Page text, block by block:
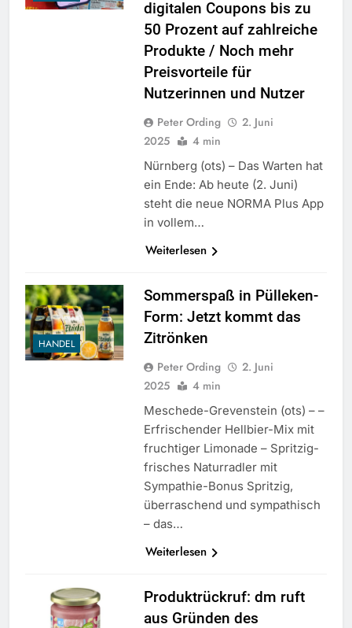
digitalen Coupons bis zu
50 Prozent auf zahlreiche
Produkte / Noch mehr
Preisvorteile für
Nutzerinnen und Nutzer
Peter Ording
2. Juni
2025
4 min
Nürnberg (ots) – Das Warten hat
ein Ende: Ab heute (2. Juni)
steht die neue NORMA Plus App
in vollem…
Weiterlesen
HANDEL
Sommerspaß in Pülleken-
Form: Jetzt kommt das
Zitrönken
Peter Ording
2. Juni
2025
4 min
Meschede-Grevenstein (ots) – –
Erfrischender Hellbier-Mix mit
fruchtiger Limonade – Spritzig-
frisches Naturradler mit
Sympathie-Bonus Spritzig,
überraschend und sympathisch
– das…
Weiterlesen
Produktrückruf: dm ruft
aus Gründen des